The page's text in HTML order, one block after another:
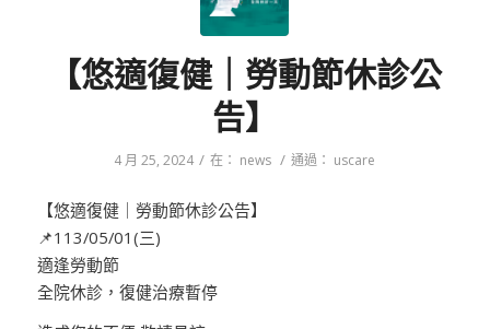
【悠適復健｜勞動節休診公
告】
4 月 25, 2024 / 在： news / 通過： uscare
【悠適復健｜勞動節休診公告】
📌113/05/01(三)
適逢勞動節
全院休診，復健治療暫停